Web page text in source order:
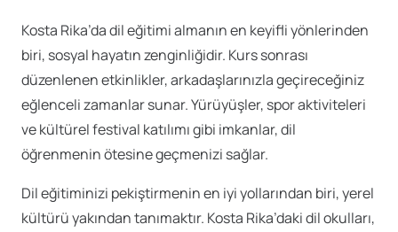
Kosta Rika’da dil eğitimi almanın en keyifli yönlerinden
biri, sosyal hayatın zenginliğidir. Kurs sonrası
düzenlenen etkinlikler, arkadaşlarınızla geçireceğiniz
eğlenceli zamanlar sunar. Yürüyüşler, spor aktiviteleri
ve kültürel festival katılımı gibi imkanlar, dil
öğrenmenin ötesine geçmenizi sağlar.
Dil eğitiminizi pekiştirmenin en iyi yollarından biri, yerel
kültürü yakından tanımaktır. Kosta Rika’daki dil okulları,